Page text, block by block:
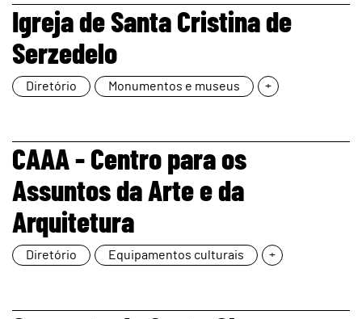
page
Igreja de Santa Cristina de
Serzedelo
Diretório Monumentos e museus +
page
CAAA - Centro para os
Assuntos da Arte e da
Arquitetura
Diretório Equipamentos culturais +